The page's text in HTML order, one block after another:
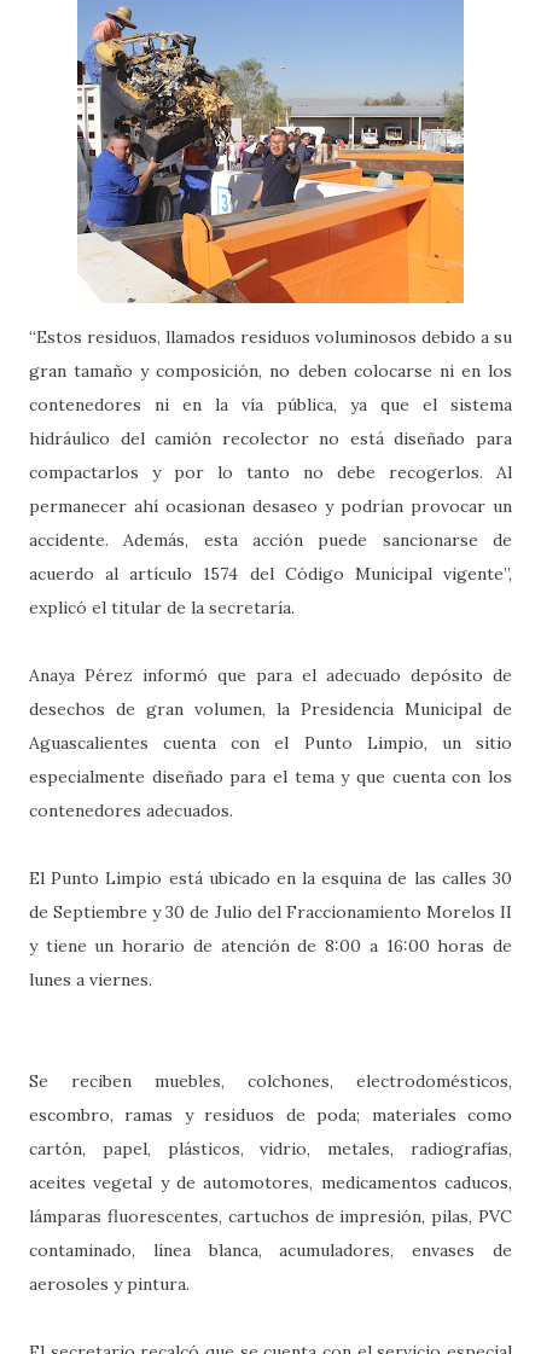
“Estos residuos, llamados residuos voluminosos debido a su
gran tamaño y composición, no deben colocarse ni en los
contenedores ni en la vía pública, ya que el sistema
hidráulico del camión recolector no está diseñado para
compactarlos y por lo tanto no debe recogerlos. Al
permanecer ahí ocasionan desaseo y podrían provocar un
accidente. Además, esta acción puede sancionarse de
acuerdo al artículo 1574 del Código Municipal vigente”,
explicó el titular de la secretaría.
Anaya Pérez informó que para el adecuado depósito de
desechos de gran volumen, la Presidencia Municipal de
Aguascalientes cuenta con el Punto Limpio, un sitio
especialmente diseñado para el tema y que cuenta con los
contenedores adecuados.
El Punto Limpio está ubicado en la esquina de las calles 30
de Septiembre y 30 de Julio del Fraccionamiento Morelos II
y tiene un horario de atención de 8:00 a 16:00 horas de
lunes a viernes.
Se reciben muebles, colchones, electrodomésticos,
escombro, ramas y residuos de poda; materiales como
cartón, papel, plásticos, vidrio, metales, radiografías,
aceites vegetal y de automotores, medicamentos caducos,
lámparas fluorescentes, cartuchos de impresión, pilas, PVC
contaminado, línea blanca, acumuladores, envases de
aerosoles y pintura.